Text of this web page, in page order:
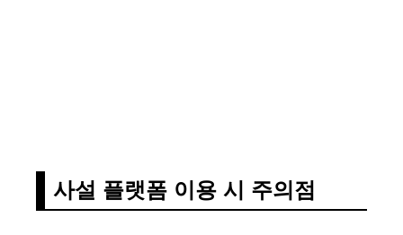
사설 플랫폼 이용 시 주의점